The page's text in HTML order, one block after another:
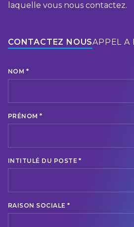
laquelle vous nous contactez.
CONTACTEZ NOUSAPPEL À
NOM *
PRÉNOM *
INTITULÉ DU POSTE *
RAISON SOCIALE *